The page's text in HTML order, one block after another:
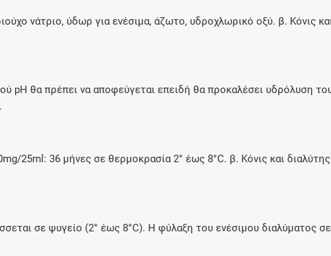
νάτριο, ύδωρ για ενέσιμα, άζωτο, υδροχλωρικό οξύ. β. Κόνις
pΗ θα πρέπει να αποφεύγεται επειδή θα προκαλέσει υδρόλυση
25ml: 36 μήνες σε θερμοκρασία 2° έως 8°C. β. Κόνις και
σε ψυγείο (2° έως 8°C). Η φύλαξη του ενέσιμου διαλύματος